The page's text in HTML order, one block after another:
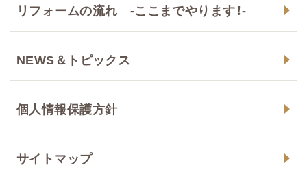
リフォームの流れ -ここまでやります！-
NEWS＆トピックス
個人情報保護方針
サイトマップ